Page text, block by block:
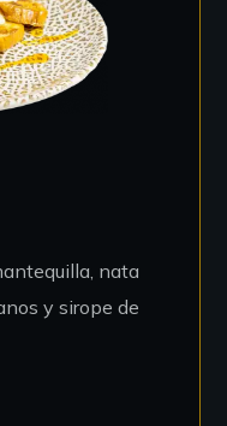
nata
y sirope de